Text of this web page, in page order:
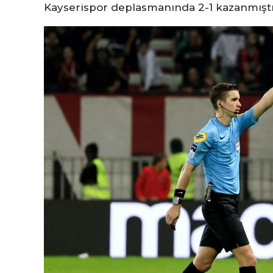
Kayserispor deplasmanında 2-1